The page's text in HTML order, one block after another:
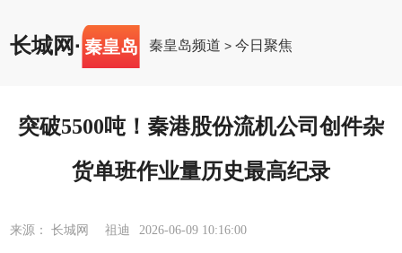
长城网· 秦皇岛 秦皇岛频道 >今日聚焦
突破5500吨！秦港股份流机公司创件杂
货单班作业量历史最高纪录
来源： 长城网 祖迪 2026-06-09 10:16:00